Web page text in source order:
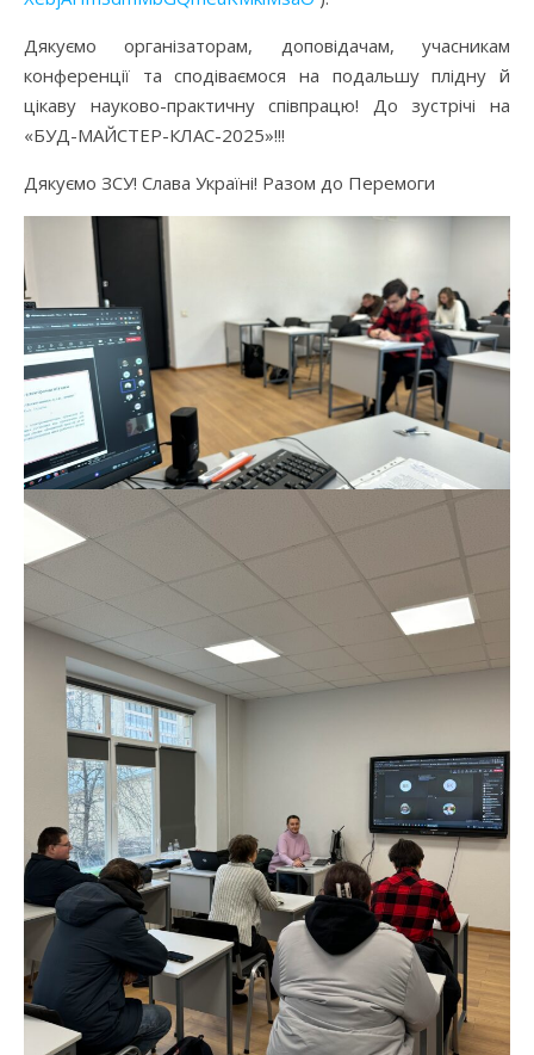
Дякуємо організаторам, доповідачам, учасникам
конференції та сподіваємося на подальшу плідну й
цікаву науково-практичну співпрацю! До зустрічі на
«БУД-МАЙСТЕР-КЛАС-2025»!!!
Дякуємо ЗСУ! Слава Україні! Разом до Перемоги